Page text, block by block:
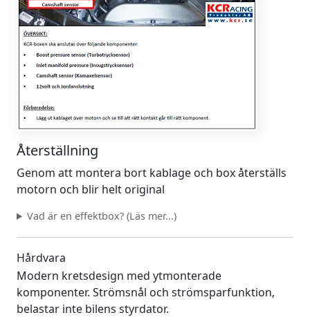
Återställning
Genom att montera bort kablage och box återställs
motorn och blir helt original
Vad är en effektbox? (Läs mer...)
Hårdvara
Modern kretsdesign med ytmonterade
komponenter. Strömsnål och strömsparfunktion,
belastar inte bilens styrdator.